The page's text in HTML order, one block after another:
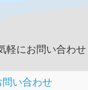
にお問い合わせ
い合わせ